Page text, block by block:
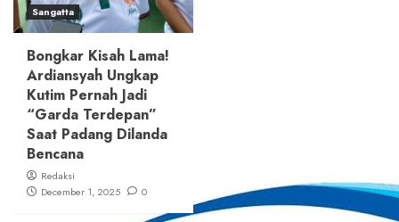
Sangatta
Bongkar Kisah Lama!
Ardiansyah Ungkap
Kutim Pernah Jadi
“Garda Terdepan”
Saat Padang Dilanda
Bencana
Redaksi
December 1, 2025
0